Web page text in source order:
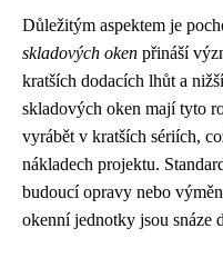
Důležitým aspektem je
skladových oken přináší
kratších dodacích lhůt a
skladových oken mají tyto
vyrábět v kratších sériích,
nákladech projektu.
budoucí opravy nebo
okenní jednotky jsou snáze